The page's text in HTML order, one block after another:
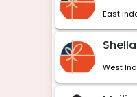
East
Shella
West